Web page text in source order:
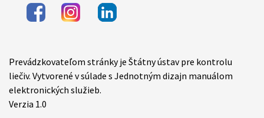
Items
Prevádzkovateľom stránky je Štátny ústav pre kontrolu
liečiv. Vytvorené v súlade s Jednotným dizajn manuálom
elektronických služieb.
Verzia 1.0